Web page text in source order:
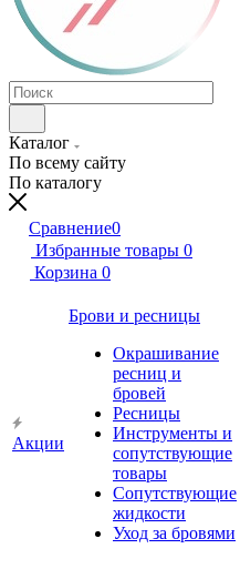
Каталог
По всему сайту
По каталогу
Сравнение0
Избранные товары 0
Корзина 0
Акции
Брови и ресницы
Окрашивание
ресниц и
бровей
Ресницы
Инструменты и
сопутствующие
товары
Сопутствующие
жидкости
Уход за бровями